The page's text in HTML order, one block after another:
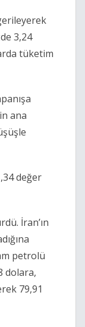
3,24
tüketim
ana
değer
İran’ın
petrolü
dolara,
79,91